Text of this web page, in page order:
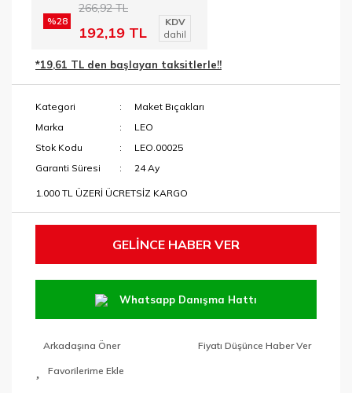
%28
266,92 TL
192,19 TL
KDV
dahil
*19,61 TL den başlayan taksitlerle!!
Kategori
Maket Bıçakları
Marka
LEO
Stok Kodu
LEO.00025
Garanti Süresi
24 Ay
1.000 TL ÜZERİ ÜCRETSİZ KARGO
GELİNCE HABER VER
Whatsapp Danışma Hattı
Arkadaşına Öner Fiyatı Düşünce Haber Ver